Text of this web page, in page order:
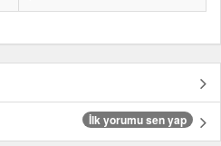
İlk yorumu sen yap